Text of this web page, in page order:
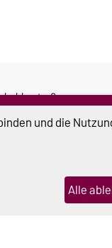
und die
Alle